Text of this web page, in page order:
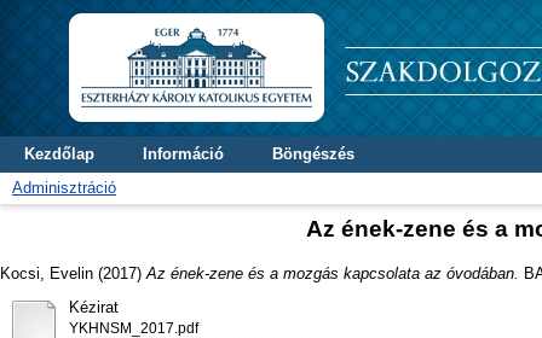
Kezdőlap Információ
Böngészés
Adminisztráció
Az ének-zene és a
Kocsi, Evelin (2017) Az ének-zene és a mozgás kapcsolata az óvodában.
Kézirat
YKHNSM_2017.pdf